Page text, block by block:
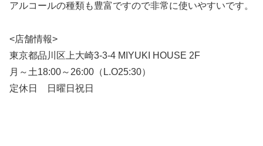
アルコールの種類も豊富ですので非常に使いやすいです。
<店舗情報>
東京都品川区上大崎3-3-4 MIYUKI HOUSE 2F
月～土18:00～26:00（L.O25:30）
定休日 日曜日祝日